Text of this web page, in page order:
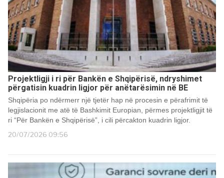
Projektligji i ri për Bankën e Shqipërisë, ndryshimet
përgatisin kuadrin ligjor për anëtarësimin në BE
Shqipëria po ndërmerr një tjetër hap në procesin e përafrimit të
legjislacionit me atë të Bashkimit Europian, përmes projektligjit të
ri “Për Bankën e Shqipërisë”, i cili përcakton kuadrin ligjor.
20/07/2026 09:56